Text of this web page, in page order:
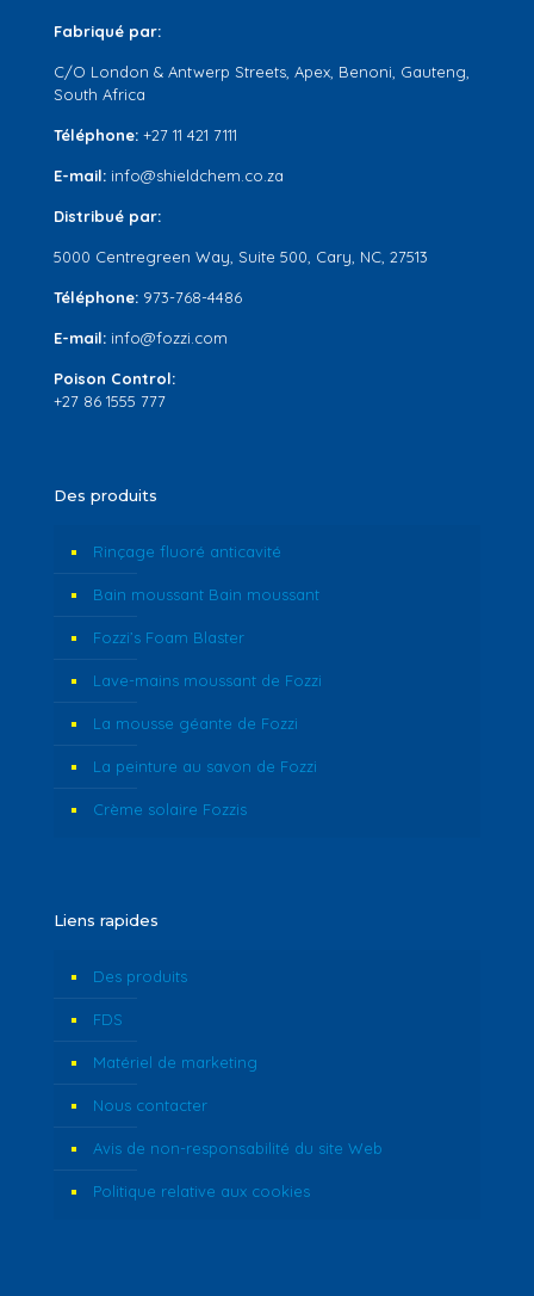
Fabriqué par:
C/O London & Antwerp Streets, Apex, Benoni, Gauteng,
South Africa
Téléphone: +27 11 421 7111
E-mail: info@shieldchem.co.za
Distribué par:
5000 Centregreen Way, Suite 500, Cary, NC, 27513
Téléphone: 973-768-4486
E-mail: info@fozzi.com
Poison Control:
+27 86 1555 777
Des produits
Rinçage fluoré anticavité
Bain moussant Bain moussant
Fozzi’s Foam Blaster
Lave-mains moussant de Fozzi
La mousse géante de Fozzi
La peinture au savon de Fozzi
Crème solaire Fozzis
Liens rapides
Des produits
FDS
Matériel de marketing
Nous contacter
Avis de non-responsabilité du site Web
Politique relative aux cookies